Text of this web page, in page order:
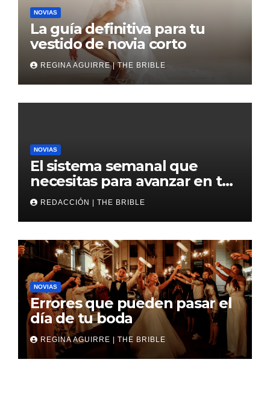
NOVIAS
La guía definitiva para tu
vestido de novia corto
REGINA AGUIRRE | THE BRIBLE
NOVIAS
El sistema semanal que
necesitas para avanzar en tu
boda
REDACCIÓN | THE BRIBLE
NOVIAS
Errores que pueden pasar el
día de tu boda
REGINA AGUIRRE | THE BRIBLE